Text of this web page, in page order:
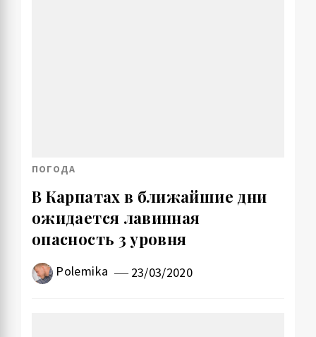
ПОГОДА
В Карпатах в ближайшие дни
ожидается лавинная
опасность 3 уровня
Polemika 23/03/2020